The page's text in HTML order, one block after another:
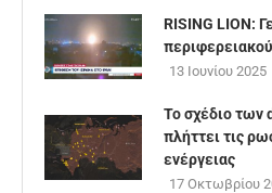
RISING LION:
13 Ιουνίου 2025
Το σχέδιο των
πλήττει τις
ενέργειας
17 Οκτωβρίου